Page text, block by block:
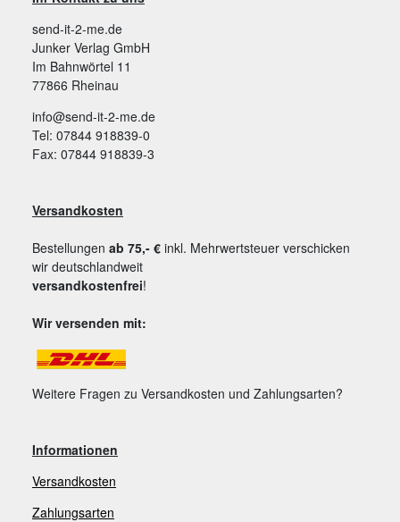
send-it-2-me.de
Junker Verlag GmbH
Im Bahnwörtel 11
77866 Rheinau
info@send-it-2-me.de
Tel: 07844 918839-0
Fax: 07844 918839-3
Versandkosten
Bestellungen ab 75,- € inkl. Mehrwertsteuer verschicken
wir deutschlandweit
versandkostenfrei!
Wir versenden mit:
Weitere Fragen zu Versandkosten und Zahlungsarten?
Informationen
Versandkosten
Zahlungsarten